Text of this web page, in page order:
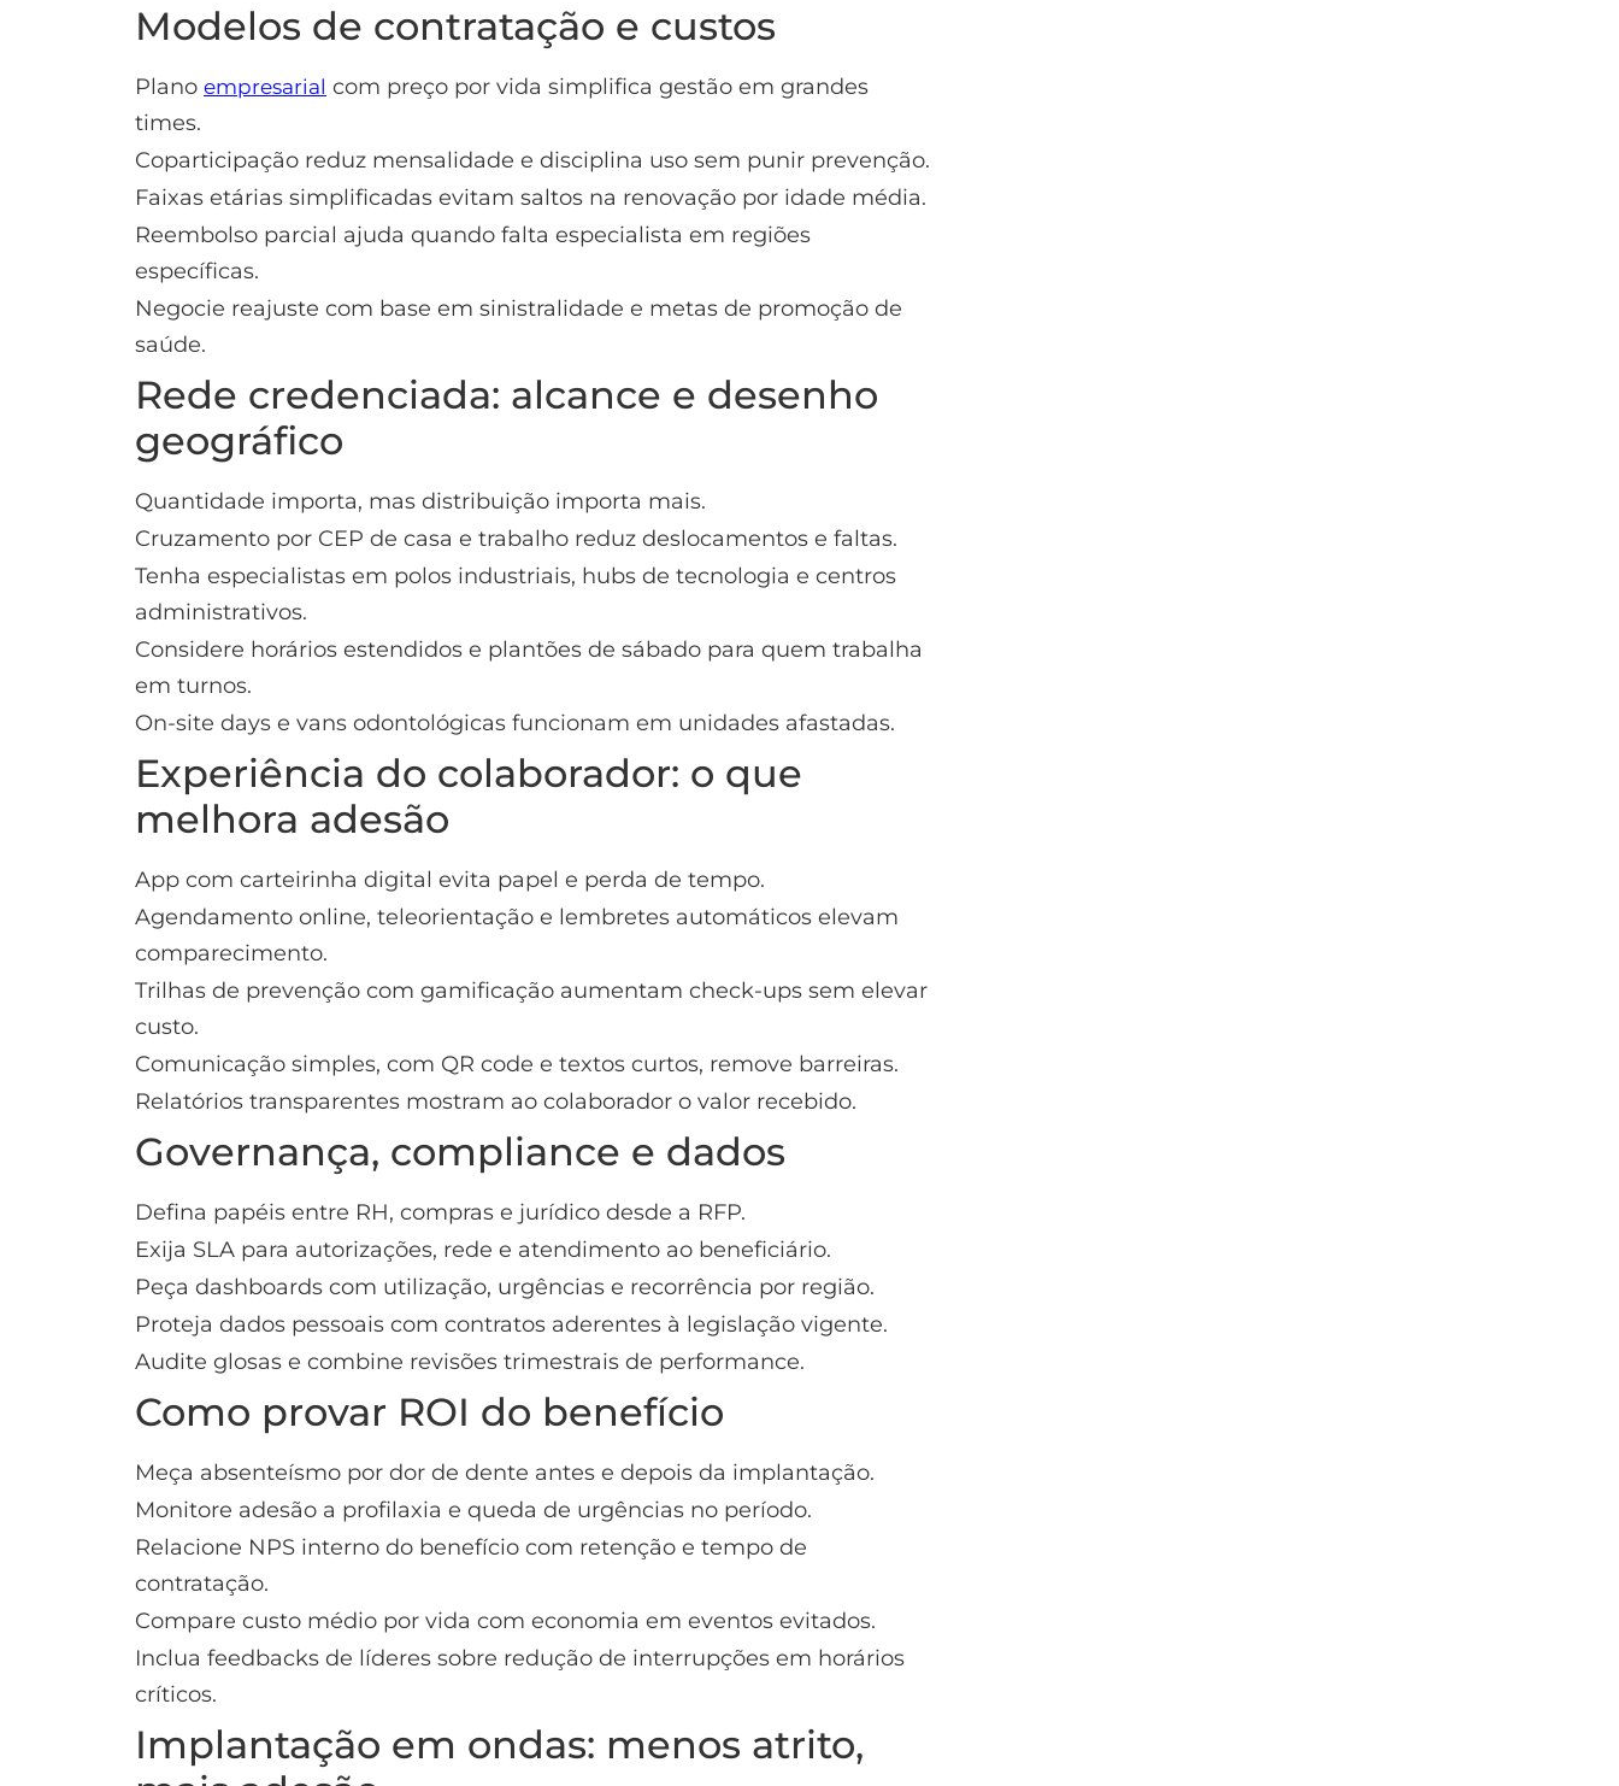
Modelos de contratação e custos
Plano empresarial com preço por vida simplifica gestão em grandes
times.
Coparticipação reduz mensalidade e disciplina uso sem punir prevenção.
Faixas etárias simplificadas evitam saltos na renovação por idade média.
Reembolso parcial ajuda quando falta especialista em regiões
específicas.
Negocie reajuste com base em sinistralidade e metas de promoção de
saúde.
Rede credenciada: alcance e desenho
geográfico
Quantidade importa, mas distribuição importa mais.
Cruzamento por CEP de casa e trabalho reduz deslocamentos e faltas.
Tenha especialistas em polos industriais, hubs de tecnologia e centros
administrativos.
Considere horários estendidos e plantões de sábado para quem trabalha
em turnos.
On-site days e vans odontológicas funcionam em unidades afastadas.
Experiência do colaborador: o que
melhora adesão
App com carteirinha digital evita papel e perda de tempo.
Agendamento online, teleorientação e lembretes automáticos elevam
comparecimento.
Trilhas de prevenção com gamificação aumentam check-ups sem elevar
custo.
Comunicação simples, com QR code e textos curtos, remove barreiras.
Relatórios transparentes mostram ao colaborador o valor recebido.
Governança, compliance e dados
Defina papéis entre RH, compras e jurídico desde a RFP.
Exija SLA para autorizações, rede e atendimento ao beneficiário.
Peça dashboards com utilização, urgências e recorrência por região.
Proteja dados pessoais com contratos aderentes à legislação vigente.
Audite glosas e combine revisões trimestrais de performance.
Como provar ROI do benefício
Meça absenteísmo por dor de dente antes e depois da implantação.
Monitore adesão a profilaxia e queda de urgências no período.
Relacione NPS interno do benefício com retenção e tempo de
contratação.
Compare custo médio por vida com economia em eventos evitados.
Inclua feedbacks de líderes sobre redução de interrupções em horários
críticos.
Implantação em ondas: menos atrito,